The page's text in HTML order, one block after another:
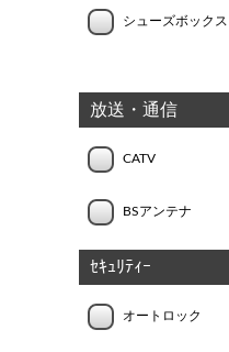
シューズボックス
放送・通信
CATV
BSアンテナ
ｾｷｭﾘﾃｨｰ
オートロック